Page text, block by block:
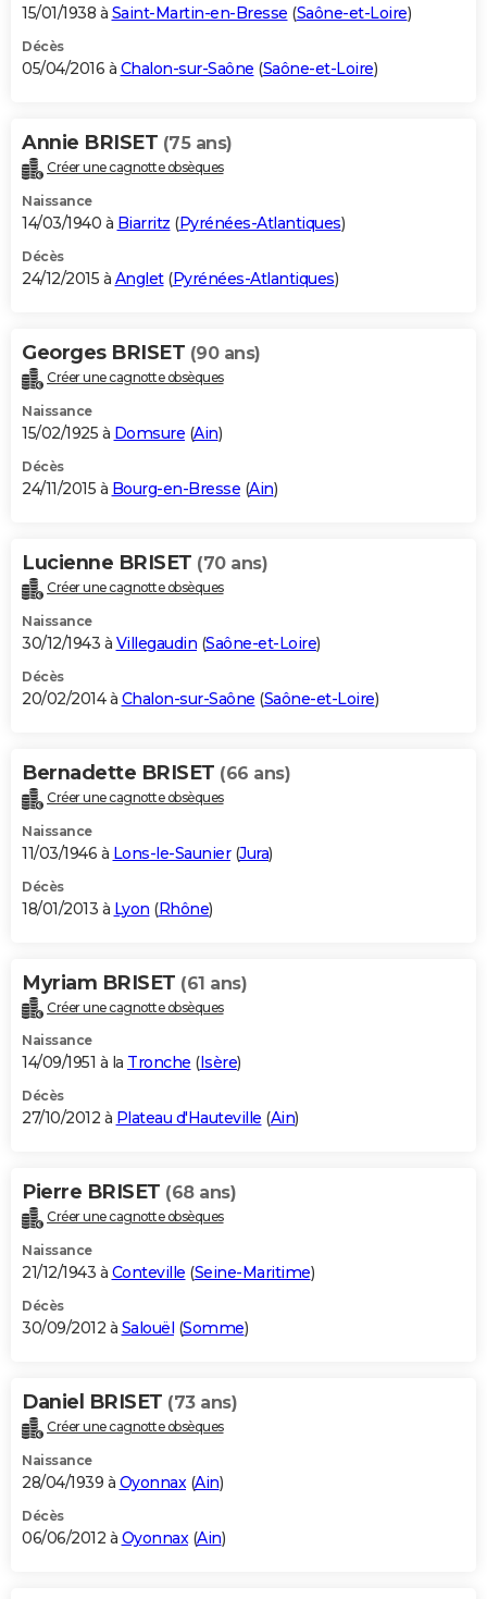
15/01/1938 à Saint-Martin-en-Bresse (Saône-et-Loire)
Décès
05/04/2016 à Chalon-sur-Saône (Saône-et-Loire)
Annie BRISET (75 ans)
Créer une cagnotte obsèques
Naissance
14/03/1940 à Biarritz (Pyrénées-Atlantiques)
Décès
24/12/2015 à Anglet(Pyrénées-Atlantiques)
Georges BRISET (90 ans)
Créer une cagnotte obsèques
Naissance
15/02/1925 à Domsure (Ain)
Décès
24/11/2015 à Bourg-en-Bresse (Ain)
Lucienne BRISET (70 ans)
Créer une cagnotte obsèques
Naissance
30/12/1943 à Villegaudin (Saône-et-Loire)
Décès
20/02/2014 à Chalon-sur-Saône (Saône-et-Loire)
Bernadette BRISET (66 ans)
Créer une cagnotte obsèques
Naissance
11/03/1946 à Lons-le-Saunier(Jura)
Décès
18/01/2013 à Lyon (Rhône)
Myriam BRISET (61 ans)
Créer une cagnotte obsèques
Naissance
14/09/1951 à la Tronche (Isère)
Décès
27/10/2012 à Plateau d'Hauteville (Ain)
Pierre BRISET (68 ans)
Créer une cagnotte obsèques
Naissance
21/12/1943 à Conteville (Seine-Maritime)
Décès
30/09/2012 à Salouël (Somme)
Daniel BRISET (73 ans)
Créer une cagnotte obsèques
Naissance
28/04/1939 à Oyonnax(Ain)
Décès
06/06/2012 à Oyonnax(Ain)